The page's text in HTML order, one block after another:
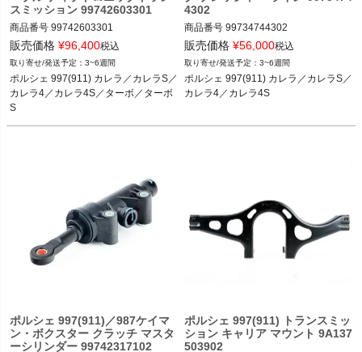
スミッション 99742603301
商品番号 99742603301
ポルシェ 997(911) カレラ／カレラS／
カレラ4／カレラ4S／ターボ／ターボ
S 04-11
販売価格 ¥96,400税込
3~6週間
ポルシェ 997(911) カレラ／カレラS／
カレラ4／カレラ4S／ターボ／ターボ
S
4302
商品番号 99734744302
ポルシェ 997(911) カレラ／カレラS／
カレラ4／カレラ4S 04-08
販売価格 ¥56,000税込
3~6週間
ポルシェ 997(911) カレラ／カレラS／
カレラ4／カレラ4S
ポルシェ 997(911)／987ケイマ
ン・ボクスター クラッチ マスタ
ーシリンダー 99742317102
ポルシェ 997(911) トランスミッ
ション キャリア マウント 9A137
503902